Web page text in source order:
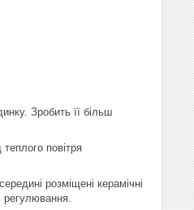
Зробить її більш
повітря
розміщені керамічні
регулювання.